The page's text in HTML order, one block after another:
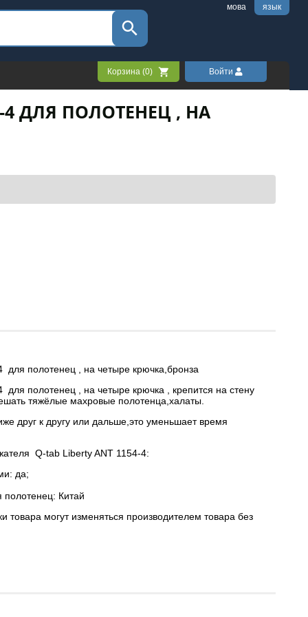
мова язык
Корзина (0) Войти
4 ДЛЯ ПОЛОТЕНЕЦ , НА
для полотенец , на четыре крючка,бронза
полотенец , на четыре крючка , крепится на стену
тяжёлые махровые полотенца,халаты.
друг к другу или дальше,это уменьшает время
Q-tab Liberty ANT 1154-4:
да;
полотенец: Китай
товара могут изменяться производителем товара без